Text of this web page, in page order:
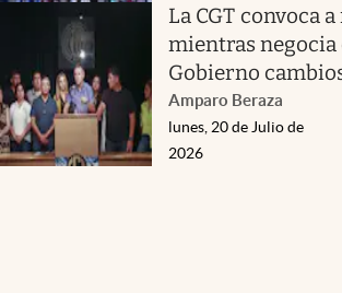
La CGT convoca
mientras negocia
Gobierno
Amparo Beraza
lunes, 20 de Julio de
2026